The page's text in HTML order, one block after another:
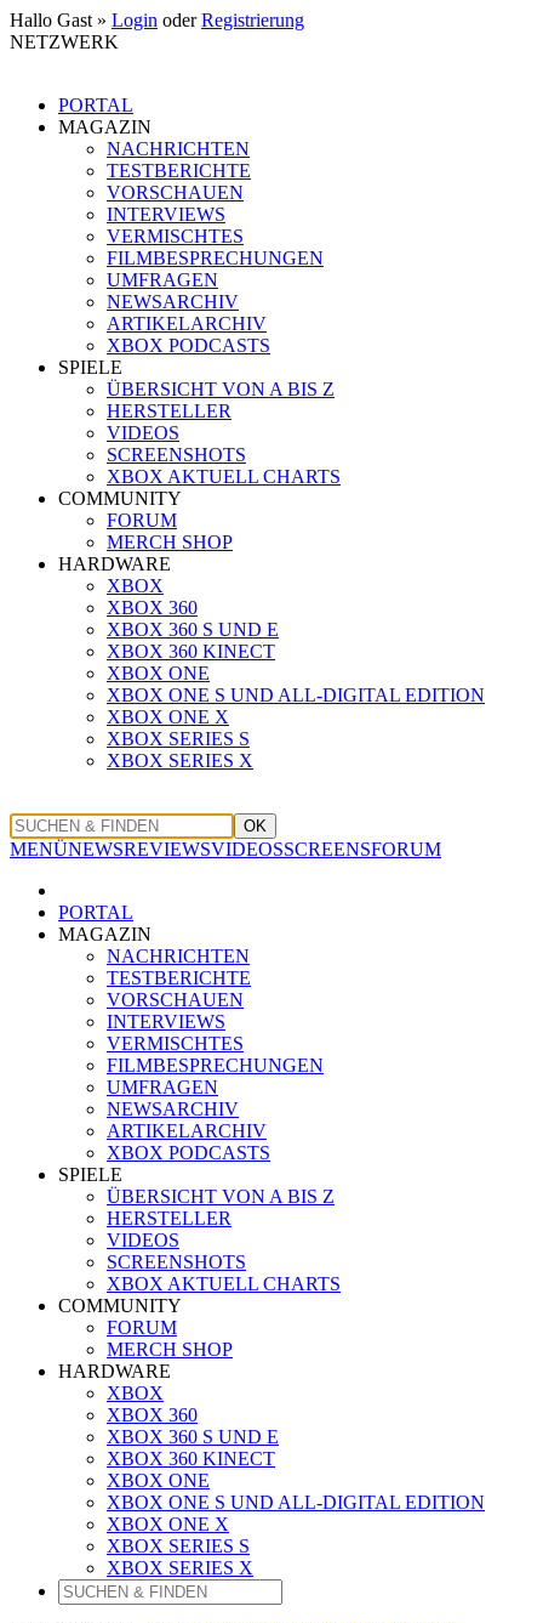
Hallo Gast » Login oderRegistrierung
NETZWERK
PORTAL
MAGAZIN
NACHRICHTEN
TESTBERICHTE
VORSCHAUEN
INTERVIEWS
VERMISCHTES
FILMBESPRECHUNGEN
UMFRAGEN
NEWSARCHIV
ARTIKELARCHIV
XBOX PODCASTS
SPIELE
ÜBERSICHT VON A BIS Z
HERSTELLER
VIDEOS
SCREENSHOTS
XBOX AKTUELL CHARTS
COMMUNITY
FORUM
MERCH SHOP
HARDWARE
XBOX
XBOX 360
XBOX 360 S UND E
XBOX 360 KINECT
XBOX ONE
XBOX ONE S UND ALL-DIGITAL EDITION
XBOX ONE X
XBOX SERIES S
XBOX SERIES X
OK
MENÜNEWSREVIEWSVIDEOSSCREENSFORUM
PORTAL
MAGAZIN
NACHRICHTEN
TESTBERICHTE
VORSCHAUEN
INTERVIEWS
VERMISCHTES
FILMBESPRECHUNGEN
UMFRAGEN
NEWSARCHIV
ARTIKELARCHIV
XBOX PODCASTS
SPIELE
ÜBERSICHT VON A BIS Z
HERSTELLER
VIDEOS
SCREENSHOTS
XBOX AKTUELL CHARTS
COMMUNITY
FORUM
MERCH SHOP
HARDWARE
XBOX
XBOX 360
XBOX 360 S UND E
XBOX 360 KINECT
XBOX ONE
XBOX ONE S UND ALL-DIGITAL EDITION
XBOX ONE X
XBOX SERIES S
XBOX SERIES X